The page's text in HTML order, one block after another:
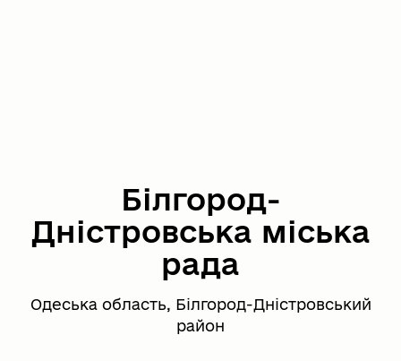
Білгород-
Дністровська міська
рада
Одеська область, Білгород-Дністровський
район